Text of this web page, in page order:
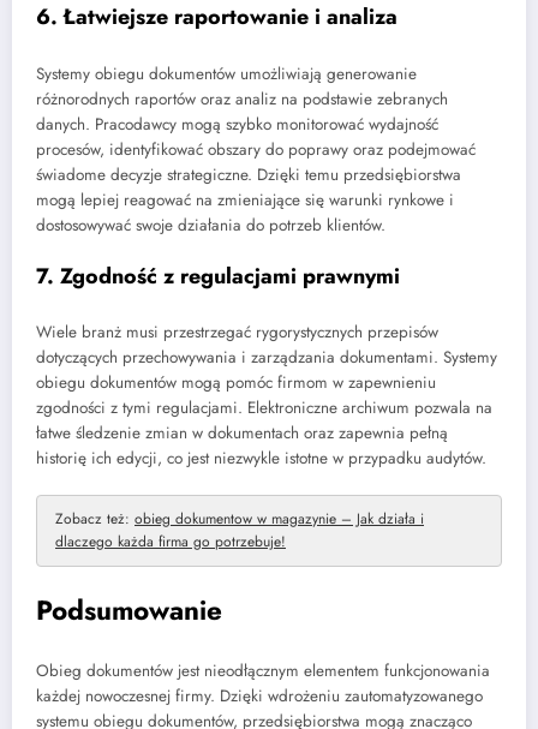
6. Łatwiejsze raportowanie i analiza
Systemy obiegu dokumentów umożliwiają generowanie
różnorodnych raportów oraz analiz na podstawie zebranych
danych. Pracodawcy mogą szybko monitorować wydajność
procesów, identyfikować obszary do poprawy oraz podejmować
świadome decyzje strategiczne. Dzięki temu przedsiębiorstwa
mogą lepiej reagować na zmieniające się warunki rynkowe i
dostosowywać swoje działania do potrzeb klientów.
7. Zgodność z regulacjami prawnymi
Wiele branż musi przestrzegać rygorystycznych przepisów
dotyczących przechowywania i zarządzania dokumentami. Systemy
obiegu dokumentów mogą pomóc firmom w zapewnieniu
zgodności z tymi regulacjami. Elektroniczne archiwum pozwala na
łatwe śledzenie zmian w dokumentach oraz zapewnia pełną
historię ich edycji, co jest niezwykle istotne w przypadku audytów.
Zobacz też: obieg dokumentow w magazynie – Jak działa i
dlaczego każda firma go potrzebuje!
Podsumowanie
Obieg dokumentów jest nieodłącznym elementem funkcjonowania
każdej nowoczesnej firmy. Dzięki wdrożeniu zautomatyzowanego
systemu obiegu dokumentów, przedsiębiorstwa mogą znacząco